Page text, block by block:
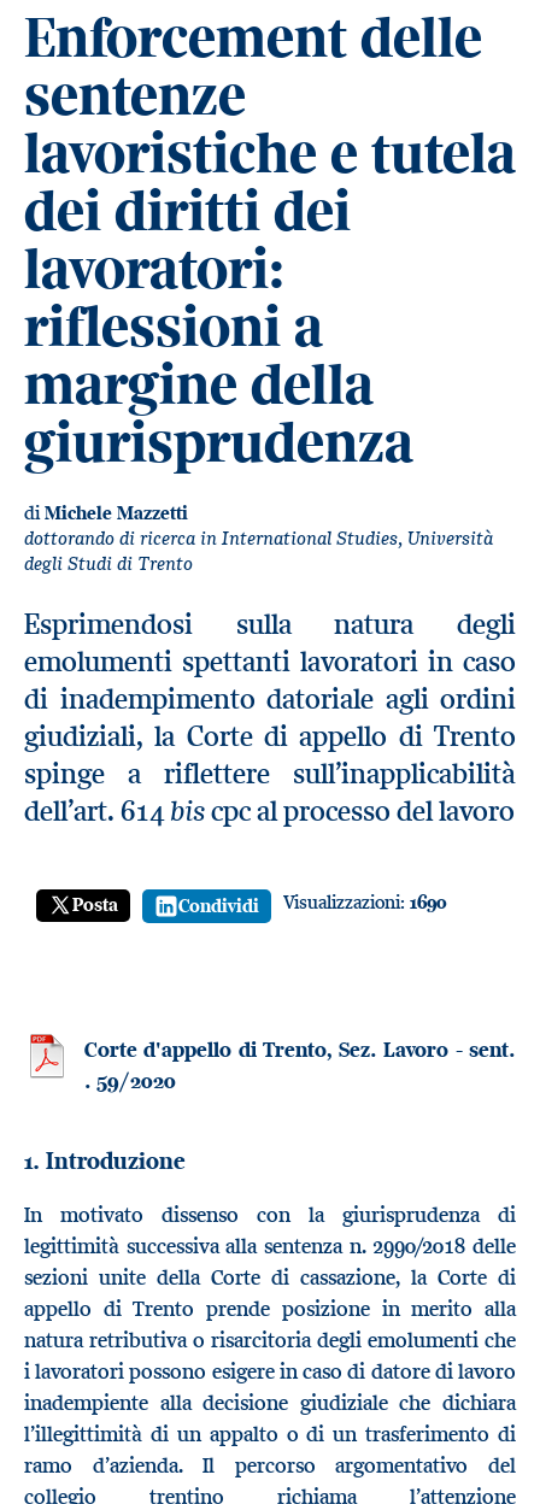
Enforcement delle
sentenze
lavoristiche e tutela
dei diritti dei
lavoratori:
riflessioni a
margine della
giurisprudenza
diMichele Mazzetti
dottorando di ricerca in International Studies, Università
degli Studi di Trento
Esprimendosi sulla natura degli
emolumenti spettanti lavoratori in caso
di inadempimento datoriale agli ordini
giudiziali, la Corte di appello di Trento
spinge a riflettere sull’inapplicabilità
dell’art. 614biscpc al processo del lavoro
Posta Condividi Visualizzazioni: 1690
Corte d'appello di Trento, Sez. Lavoro - sent.
. 59/2020
1. Introduzione
In motivato dissenso con la giurisprudenza di
legittimità successiva alla sentenza n. 2990/2018 delle
sezioni unite della Corte di cassazione, la Corte di
appello di Trento prende posizione in merito alla
natura retributiva o risarcitoria degli emolumenti che
i lavoratori possono esigere in caso di datore di lavoro
inadempiente alla decisione giudiziale che dichiara
l’illegittimità di un appalto o di un trasferimento di
ramo d’azienda. Il percorso argomentativo del
collegio trentino richiama l’attenzione